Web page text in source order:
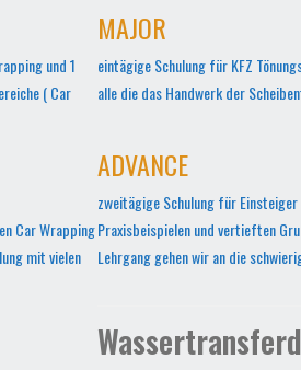
und 1
( Car
Car Wrapping
mit vielen
MAJOR
eintägige Schulung für KFZ
alle die das Handwerk der
ADVANCE
zweitägige Schulung für
Praxisbeispielen und vertieften
Lehrgang gehen wir an die